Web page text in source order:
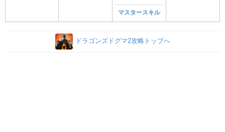
マスタースキル
ドラゴンズドグマ2攻略トップへ